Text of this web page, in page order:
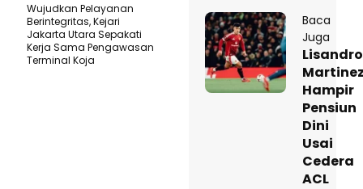
Baca
Juga
Lisandro
Hampir
Pensiun
Dini
Usai
Cedera
ACL
Wujudkan Pelayanan
Berintegritas, Kejari
Jakarta Utara Sepakati
Kerja Sama Pengawasan
Terminal Koja